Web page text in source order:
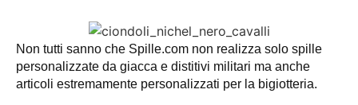
Non tutti sanno che Spille.com non realizza solo spille
personalizzate da giacca e distitivi militari ma anche
articoli estremamente personalizzati per la bigiotteria.